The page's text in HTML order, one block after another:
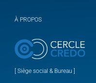
À PROPOS
[ Siège social & Bureau ]